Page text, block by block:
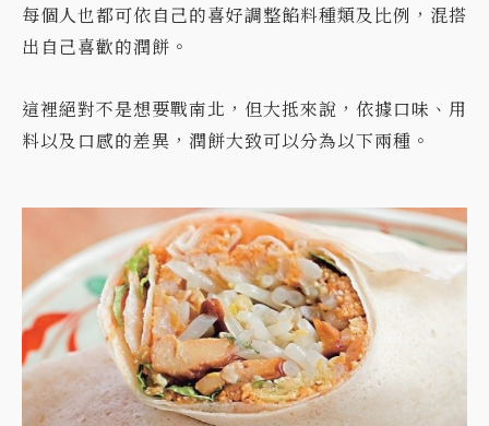
每個人也都可依自己的喜好調整餡料種類及比例，混搭
出自己喜歡的潤餅。
這裡絕對不是想要戰南北，但大抵來說，依據口味、用
料以及口感的差異，潤餅大致可以分為以下兩種。